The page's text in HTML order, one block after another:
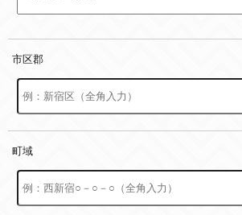
市区郡
町域